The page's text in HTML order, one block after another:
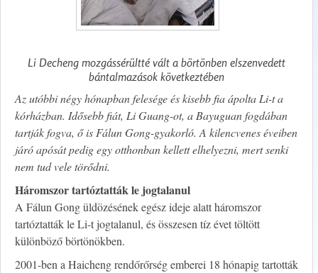
Li Decheng mozgássérültté vált a börtönben elszenvedett
bántalmazások következtében
Az utóbbi négy hónapban felesége és kisebb fia ápolta Li-t a
kórházban. Idősebb fiát, Li Guang-ot, a Bayuguan fogdában
tartják fogva, ő is Fálun Gong-gyakorló. A kilencvenes éveiben
járó apósát pedig egy otthonban kellett elhelyezni, mert senki
nem tud vele törődni.
Háromszor tartóztatták le jogtalanul
A Fálun Gong üldözésének egész ideje alatt háromszor
tartóztatták le Li-t jogtalanul, és összesen tíz évet töltött
különböző börtönökben.
2001-ben a Haicheng rendőrőrség emberei 18 hónapig tartották